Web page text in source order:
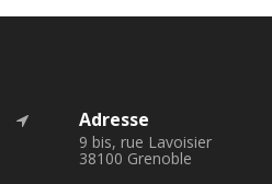
Adresse
9 bis, rue Lavoisier
38100 Grenoble